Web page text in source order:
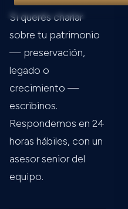
Si querés charlar
sobre tu patrimonio
— preservación,
legado o
crecimiento —
escribinos.
Respondemos en 24
horas hábiles, con un
asesor senior del
equipo.